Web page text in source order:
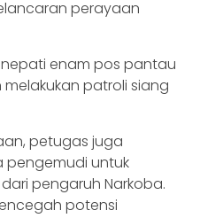
perayaan
enam pos pantau
patroli siang
petugas juga
pengemudi untuk
pengaruh Narkoba.
potensi